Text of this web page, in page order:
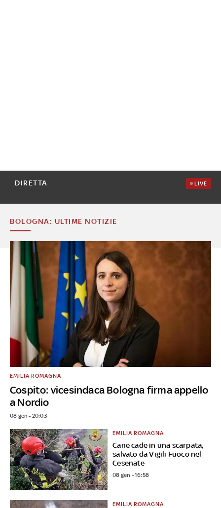
DIRETTA LIVE
BOLOGNA: ULTIME NOTIZIE
Cospito: vicesindaca Bologna firma appello
a Nordio
EMILIA ROMAGNA
08 gen - 20:03
Cane cade in una scarpata,
salvato da Vigili Fuoco nel
Cesenate
EMILIA ROMAGNA
08 gen - 16:58
EMILIA ROMAGNA